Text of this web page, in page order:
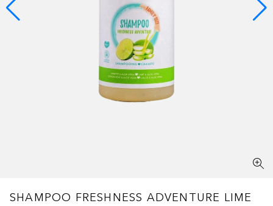
SHAMPOO FRESHNESS ADVENTURE LIME